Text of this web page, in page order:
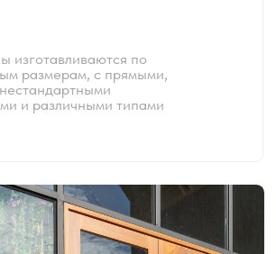
к вам на объект
замеры учитывая все
предложение
коммерческое предложение
все ваши